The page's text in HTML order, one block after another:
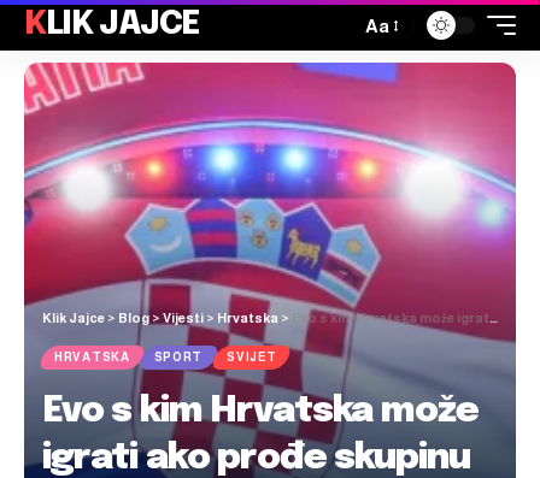
KLIK JAJCE Aa
Klik Jajce > Blog > Vijesti > Hrvatska > Evo s kim Hrvatska može igrati ako prođe skupinu na Svjetskom prvenstvu
HRVATSKA SPORT SVIJET
Evo s kim Hrvatska može
igrati ako prođe skupinu